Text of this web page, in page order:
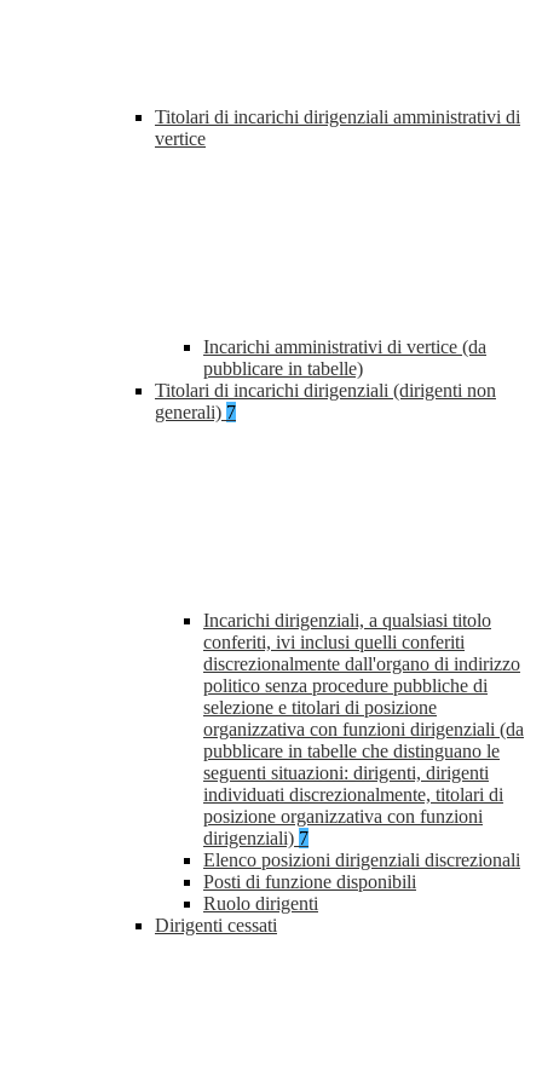
Titolari di incarichi dirigenziali amministrativi di
vertice
Incarichi amministrativi di vertice (da
pubblicare in tabelle)
Titolari di incarichi dirigenziali (dirigenti non
generali) 7
Incarichi dirigenziali, a qualsiasi titolo
conferiti, ivi inclusi quelli conferiti
discrezionalmente dall'organo di indirizzo
politico senza procedure pubbliche di
selezione e titolari di posizione
organizzativa con funzioni dirigenziali (da
pubblicare in tabelle che distinguano le
seguenti situazioni: dirigenti, dirigenti
individuati discrezionalmente, titolari di
posizione organizzativa con funzioni
dirigenziali) 7
Elenco posizioni dirigenziali discrezionali
Posti di funzione disponibili
Ruolo dirigenti
Dirigenti cessati